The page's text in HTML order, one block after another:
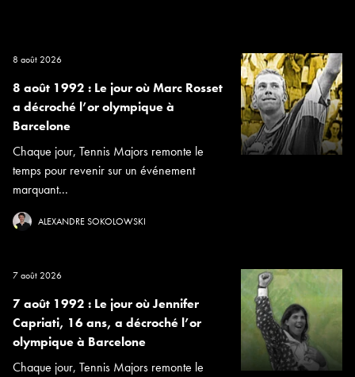
8 août 2026
8 août 1992 : Le jour où Marc Rosset
a décroché l’or olympique à
Barcelone
Chaque jour, Tennis Majors remonte le
temps pour revenir sur un événement
marquant...
ALEXANDRE SOKOLOWSKI
7 août 2026
7 août 1992 : Le jour où Jennifer
Capriati, 16 ans, a décroché l’or
olympique à Barcelone
Chaque jour, Tennis Majors remonte le